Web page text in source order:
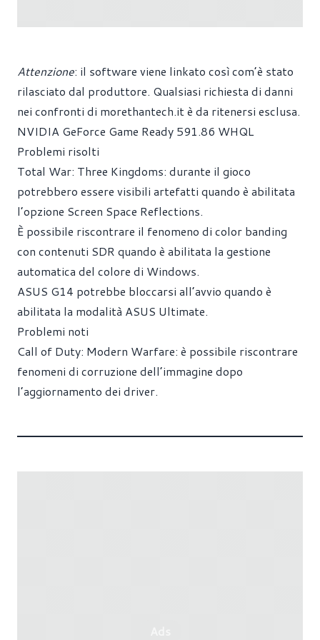
Attenzione: il software viene linkato così com’è stato
rilasciato dal produttore. Qualsiasi richiesta di danni
nei confronti di morethantech.itè da ritenersi esclusa.
NVIDIA GeForce Game Ready 591.86 WHQL
Problemi risolti
Total War: Three Kingdoms: durante il gioco
potrebbero essere visibili artefatti quando è abilitata
l’opzione Screen Space Reflections.
È possibile riscontrare il fenomeno di color banding
con contenuti SDR quando è abilitata la gestione
automatica del colore di Windows.
ASUS G14 potrebbe bloccarsi all’avvio quando è
abilitata la modalità ASUS Ultimate.
Problemi noti
Call of Duty: Modern Warfare: è possibile riscontrare
fenomeni di corruzione dell’immagine dopo
l’aggiornamento dei driver.